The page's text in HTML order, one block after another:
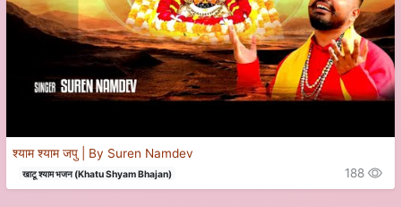
श्याम श्याम जपु | By Suren Namdev
खाटू श्याम भजन (Khatu Shyam Bhajan) 188